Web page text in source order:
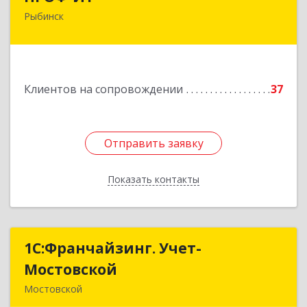
Рыбинск
Клиентов на сопровождении 37
Отправить заявку
Показать контакты
152901, Ярославская обл, Рыбинский р-н,
Отправить заявку
Назад
1С:Франчайзинг. Учет-
Мостовской
Мостовской
1С:Франчайзинг. Учет-